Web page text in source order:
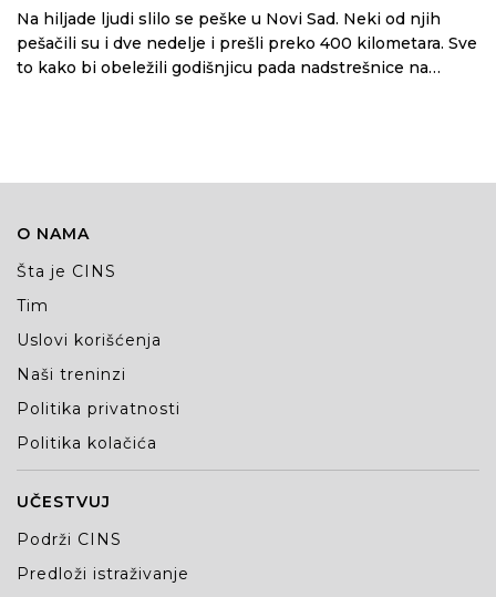
Na hiljade ljudi slilo se peške u Novi Sad. Neki od njih
pešačili su i dve nedelje i prešli preko 400 kilometara. Sve
to kako bi obeležili godišnjicu pada nadstrešnice na
O NAMA
Šta je CINS
Tim
Uslovi korišćenja
Naši treninzi
Politika privatnosti
Politika kolačića
UČESTVUJ
Podrži CINS
Predloži istraživanje